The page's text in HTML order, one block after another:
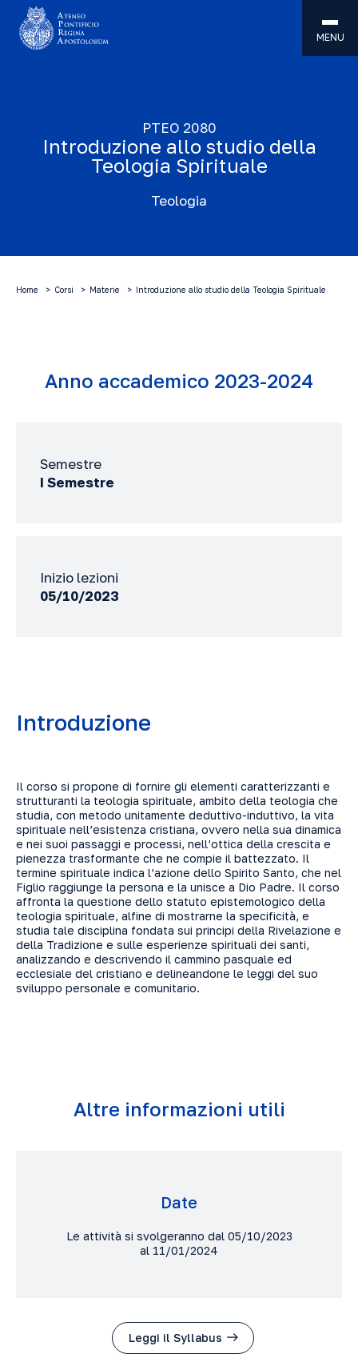
MENU
PTEO 2080
Introduzione allo studio della
Teologia Spirituale
Teologia
Home Corsi Materie Introduzione allo studio della Teologia Spirituale
Anno accademico 2023-2024
Semestre
I Semestre
Inizio lezioni
05/10/2023
Introduzione
Il corso si propone di fornire gli elementi caratterizzanti e
strutturanti la teologia spirituale, ambito della teologia che
studia, con metodo unitamente deduttivo-induttivo, la vita
spirituale nell’esistenza cristiana, ovvero nella sua dinamica
e nei suoi passaggi e processi, nell’ottica della crescita e
pienezza trasformante che ne compie il battezzato. Il
termine spirituale indica l’azione dello Spirito Santo, che nel
Figlio raggiunge la persona e la unisce a Dio Padre. Il corso
affronta la questione dello statuto epistemologico della
teologia spirituale, alfine di mostrarne la specificità, e
studia tale disciplina fondata sui principi della Rivelazione e
della Tradizione e sulle esperienze spirituali dei santi,
analizzando e descrivendo il cammino pasquale ed
ecclesiale del cristiano e delineandone le leggi del suo
sviluppo personale e comunitario.
Altre informazioni utili
Date
Le attività si svolgeranno dal 05/10/2023
al 11/01/2024
Leggi il Syllabus